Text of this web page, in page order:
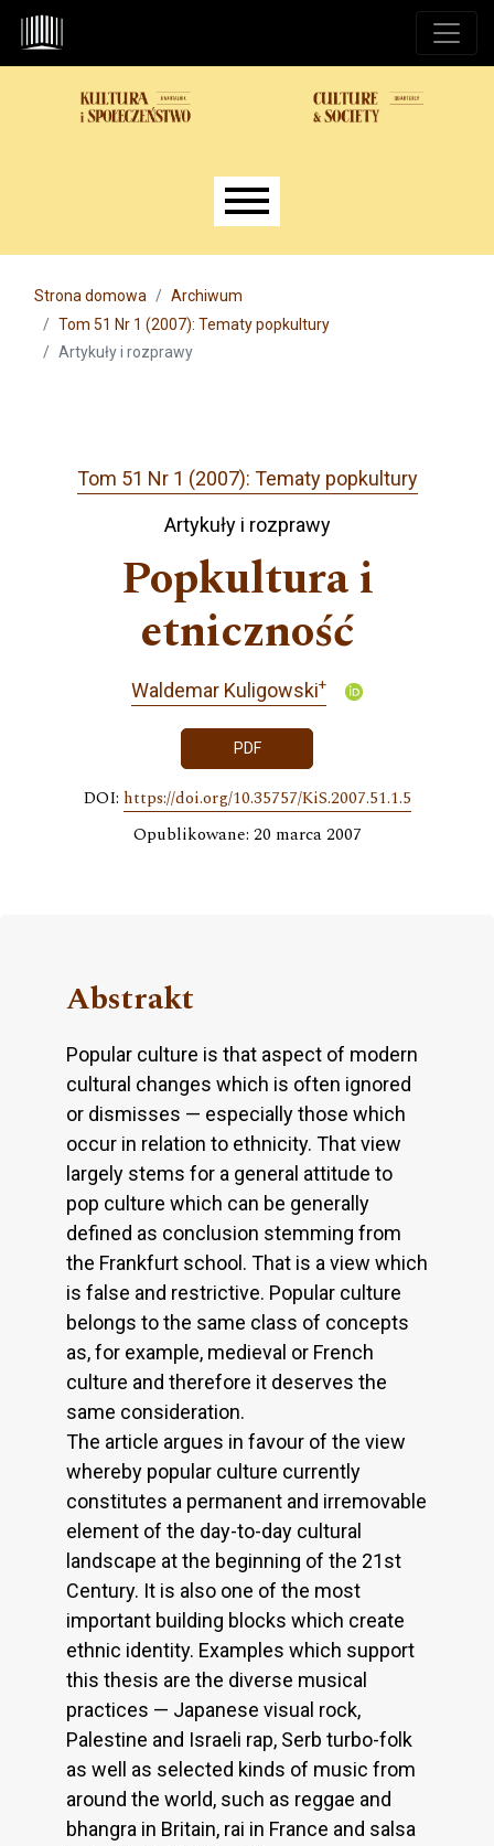
Przejdź do głównego menu
Przejdź do sekcji głównej
Przejdź do stopki
Main menu
Strona domowa
Archiwum
Tom 51 Nr 1 (2007): Tematy popkultury
Artykuły i rozprawy
Tom 51 Nr 1 (2007): Tematy popkultury
Artykuły i rozprawy
Popkultura i
etniczność
Waldemar Kuligowski+
PDF
DOI: https://doi.org/10.35757/KiS.2007.51.1.5
Opublikowane: 20 marca 2007
Abstrakt
Popular culture is that aspect of modern
cultural changes which is often ignored
or dismisses — especially those which
occur in relation to ethnicity. That view
largely stems for a general attitude to
pop culture which can be generally
defined as conclusion stemming from
the Frankfurt school. That is a view which
is false and restrictive. Popular culture
belongs to the same class of concepts
as, for example, medieval or French
culture and therefore it deserves the
same consideration.
The article argues in favour of the view
whereby popular culture currently
constitutes a permanent and irremovable
element of the day-to-day cultural
landscape at the beginning of the 21st
Century. It is also one of the most
important building blocks which create
ethnic identity. Examples which support
this thesis are the diverse musical
practices — Japanese visual rock,
Palestine and Israeli rap, Serb turbo-folk
as well as selected kinds of music from
around the world, such as reggae and
bhangra in Britain, rai in France and salsa